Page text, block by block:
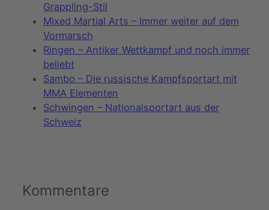
Grappling-Stil
Mixed Martial Arts – Immer weiter auf dem
Vormarsch
Ringen – Antiker Wettkampf und noch immer
beliebt
Sambo – Die russische Kampfsportart mit
MMA Elementen
Schwingen – Nationalsportart aus der
Schweiz
Kommentare